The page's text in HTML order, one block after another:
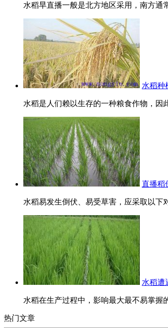
水稻旱直播一般是北方地区采用，南方通
水稻种
水稻是人们赖以生存的一种粮食作物，因
直播稻
水稻易发生倒伏、易受草害，应采取以下
水稻遭
水稻在生产过程中，影响最大最不易掌握
热门文章